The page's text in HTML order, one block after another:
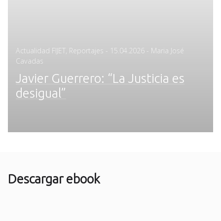
Actualidad FIJET Reportajes - Posted
15.04.2026 - Maria José
Cavadas
Javier Guerrero: “La Justicia es
desigual”
Descargar ebook